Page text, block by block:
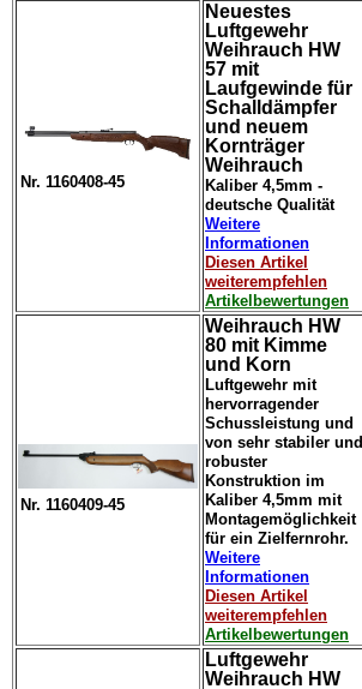
Nr. 1160408-45
Neuestes
Luftgewehr
Weihrauch HW
57 mit
Laufgewinde für
Schalldämpfer
und neuem
Kornträger
Weihrauch
Kaliber 4,5mm -
deutsche Qualität
Weitere
Informationen
Diesen Artikel
weiterempfehlen
Artikelbewertungen
Nr. 1160409-45
Weihrauch HW
80 mit Kimme
und Korn
Luftgewehr mit
hervorragender
Schussleistung und
von sehr stabiler und
robuster
Konstruktion im
Kaliber 4,5mm mit
Montagemöglichkeit
für ein Zielfernrohr.
Weitere
Informationen
Diesen Artikel
weiterempfehlen
Artikelbewertungen
Luftgewehr
Weihrauch HW